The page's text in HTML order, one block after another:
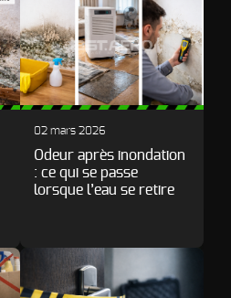
02 mars 2026
Odeur après inondation
: ce qui se passe
lorsque l’eau se retire